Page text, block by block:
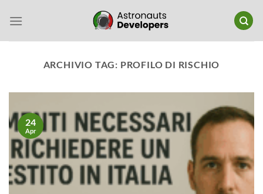
ARCHIVIO TAG: PROFILO DI RISCHIO
24
Apr